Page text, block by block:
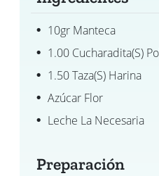
10gr Manteca
1.00 Cucharadita(s)
1.50 Taza(s) Harina
Azúcar Flor
Leche La Necesaria
Preparación